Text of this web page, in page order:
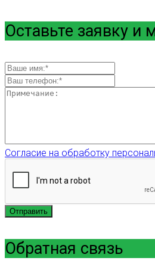
Оставьте заявку
Согласие на обработку
Отправить
Обратная связь